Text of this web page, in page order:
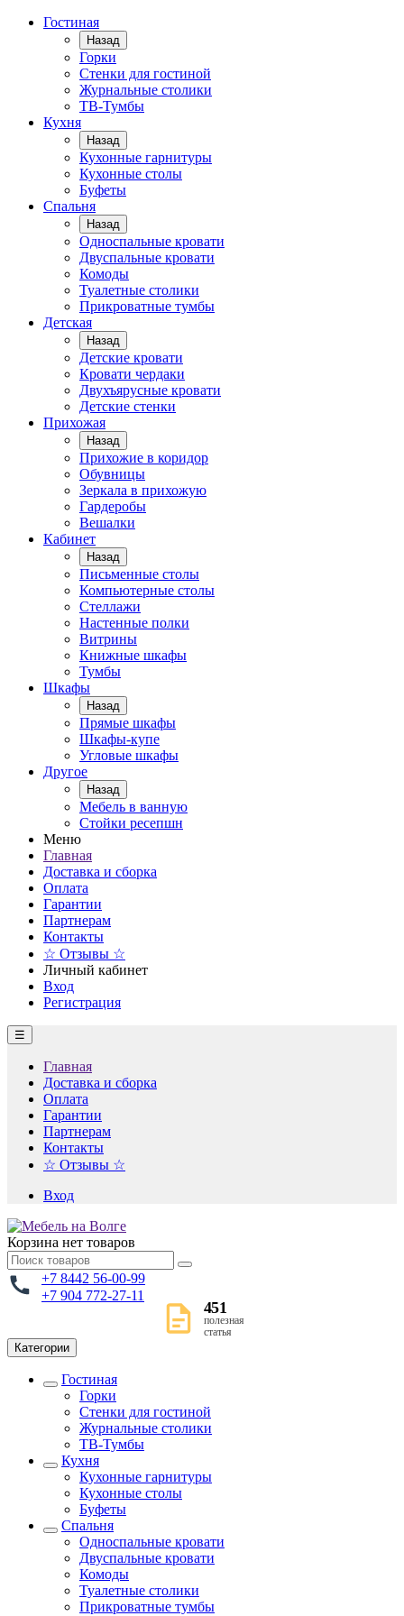
Гостиная
Назад
Горки
Стенки для гостиной
Журнальные столики
TВ-Тумбы
Кухня
Назад
Кухонные гарнитуры
Кухонные столы
Буфеты
Спальня
Назад
Односпальные кровати
Двуспальные кровати
Комоды
Туалетные столики
Прикроватные тумбы
Детская
Назад
Детские кровати
Кровати чердаки
Двухъярусные кровати
Детские стенки
Прихожая
Назад
Прихожие в коридор
Обувницы
Зеркала в прихожую
Гардеробы
Вешалки
Кабинет
Назад
Письменные столы
Компьютерные столы
Стеллажи
Настенные полки
Витрины
Книжные шкафы
Тумбы
Шкафы
Назад
Прямые шкафы
Шкафы-купе
Угловые шкафы
Другое
Назад
Мебель в ванную
Стойки ресепшн
Меню
Главная
Доставка и сборка
Оплата
Гарантии
Партнерам
Контакты
☆ Отзывы ☆
Личный кабинет
Вход
Регистрация
☰
Главная
Доставка и сборка
Оплата
Гарантии
Партнерам
Контакты
☆ Отзывы ☆
Вход
Корзина нет товаров
+7 8442 56-00-99
+7 904 772-27-11
451
полезная
статья
Категории
Гостиная
Горки
Стенки для гостиной
Журнальные столики
TВ-Тумбы
Кухня
Кухонные гарнитуры
Кухонные столы
Буфеты
Спальня
Односпальные кровати
Двуспальные кровати
Комоды
Туалетные столики
Прикроватные тумбы